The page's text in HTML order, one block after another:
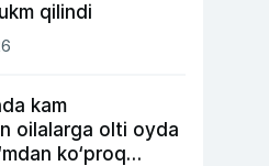
qilindi
kam
oilalarga olti oyda
ko‘proq